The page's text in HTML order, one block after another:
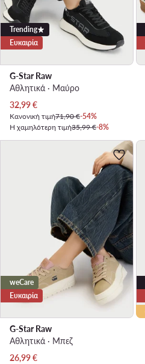
Trending
Ευκαιρία
G-Star Raw
Αθλητικά · Μαύρο
Τρέχουσα τιμή
32,99€
Κανονική τιμή71,90 €-54%
Η χαμηλότερη τιμή35,99 €-8%
weCare
Ευκαιρία
G-Star Raw
Αθλητικά · Μπεζ
Τρέχουσα τιμή
26,99€